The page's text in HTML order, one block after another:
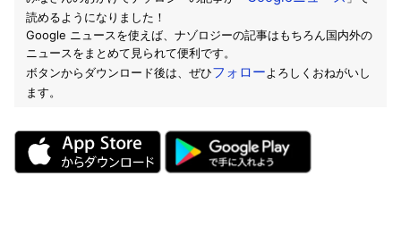
読めるようになりました！
Google ニュースを使えば、ナゾロジーの記事はもちろん国内外の
ニュースをまとめて見られて便利です。
ボタンからダウンロード後は、ぜひフォローよろしくおねがいし
ます。